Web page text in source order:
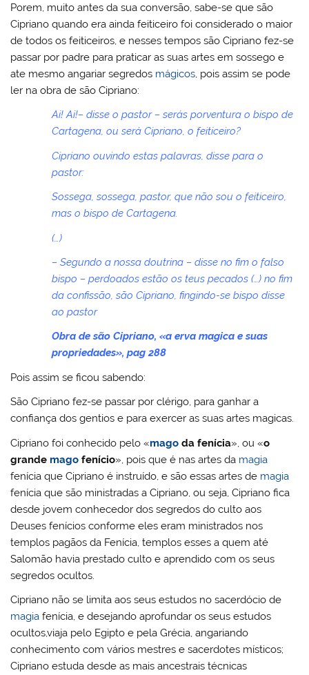
Porem, muito antes da sua conversão, sabe-se que são
Cipriano quando era ainda feiticeiro foi considerado o maior
de todos os feiticeiros, e nesses tempos são Cipriano fez-se
passar por padre para praticar as suas artes em sossego e
ate mesmo angariar segredos mágicos, pois assim se pode
ler na obra de são Cipriano:
Ai! Ai!– disse o pastor – serás porventura o bispo de
Cartagena, ou será Cipriano, o feiticeiro?
Cipriano ouvindo estas palavras, disse para o
pastor:
Sossega, sossega, pastor, que não sou o feiticeiro,
mas o bispo de Cartagena.
(…)
– Segundo a nossa doutrina – disse no fim o falso
bispo – perdoados estão os teus pecados (…) no fim
da confissão, são Cipriano, fingindo-se bispo disse
ao pastor
Obra de são Cipriano, «a erva magica e suas
propriedades», pag 288
Pois assim se ficou sabendo:
São Cipriano fez-se passar por clérigo, para ganhar a
confiança dos gentios e para exercer as suas artes magicas.
Cipriano foi conhecido pelo «mago da fenícia», ou «o
grande mago fenício», pois que é nas artes da magia
fenícia que Cipriano é instruído, e são essas artes de magia
fenícia que são ministradas a Cipriano, ou seja, Cipriano fica
desde jovem conhecedor dos segredos do culto aos
Deuses fenícios conforme eles eram ministrados nos
templos pagãos da Fenícia, templos esses a quem até
Salomão havia prestado culto e aprendido com os seus
segredos ocultos.
Cipriano não se limita aos seus estudos no sacerdócio de
magia fenícia, e desejando aprofundar os seus estudos
ocultos,viaja pelo Egipto e pela Grécia, angariando
conhecimento com vários mestres e sacerdotes místicos;
Cipriano estuda desde as mais ancestrais técnicas